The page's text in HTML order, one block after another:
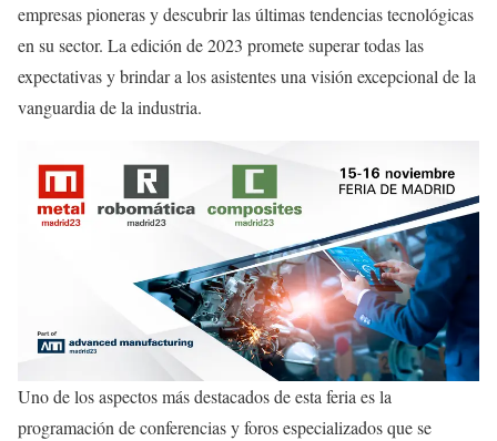
empresas pioneras y descubrir las últimas tendencias tecnológicas
en su sector. La edición de 2023 promete superar todas las
expectativas y brindar a los asistentes una visión excepcional de la
vanguardia de la industria.
Uno de los aspectos más destacados de esta feria es la
programación de conferencias y foros especializados que se